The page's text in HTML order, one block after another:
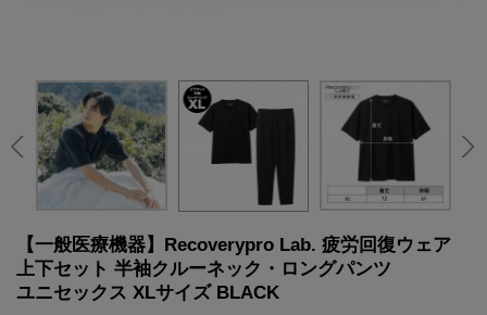
【一般医療機器】Recoverypro Lab. 疲労回復ウェア
上下セット 半袖クルーネック・ロングパンツ
ユニセックス XLサイズ BLACK